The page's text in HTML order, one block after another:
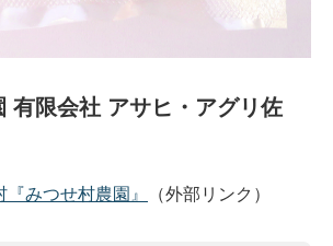
有限会社 アサヒ・アグリ佐
みつせ村農園』 （外部リンク）